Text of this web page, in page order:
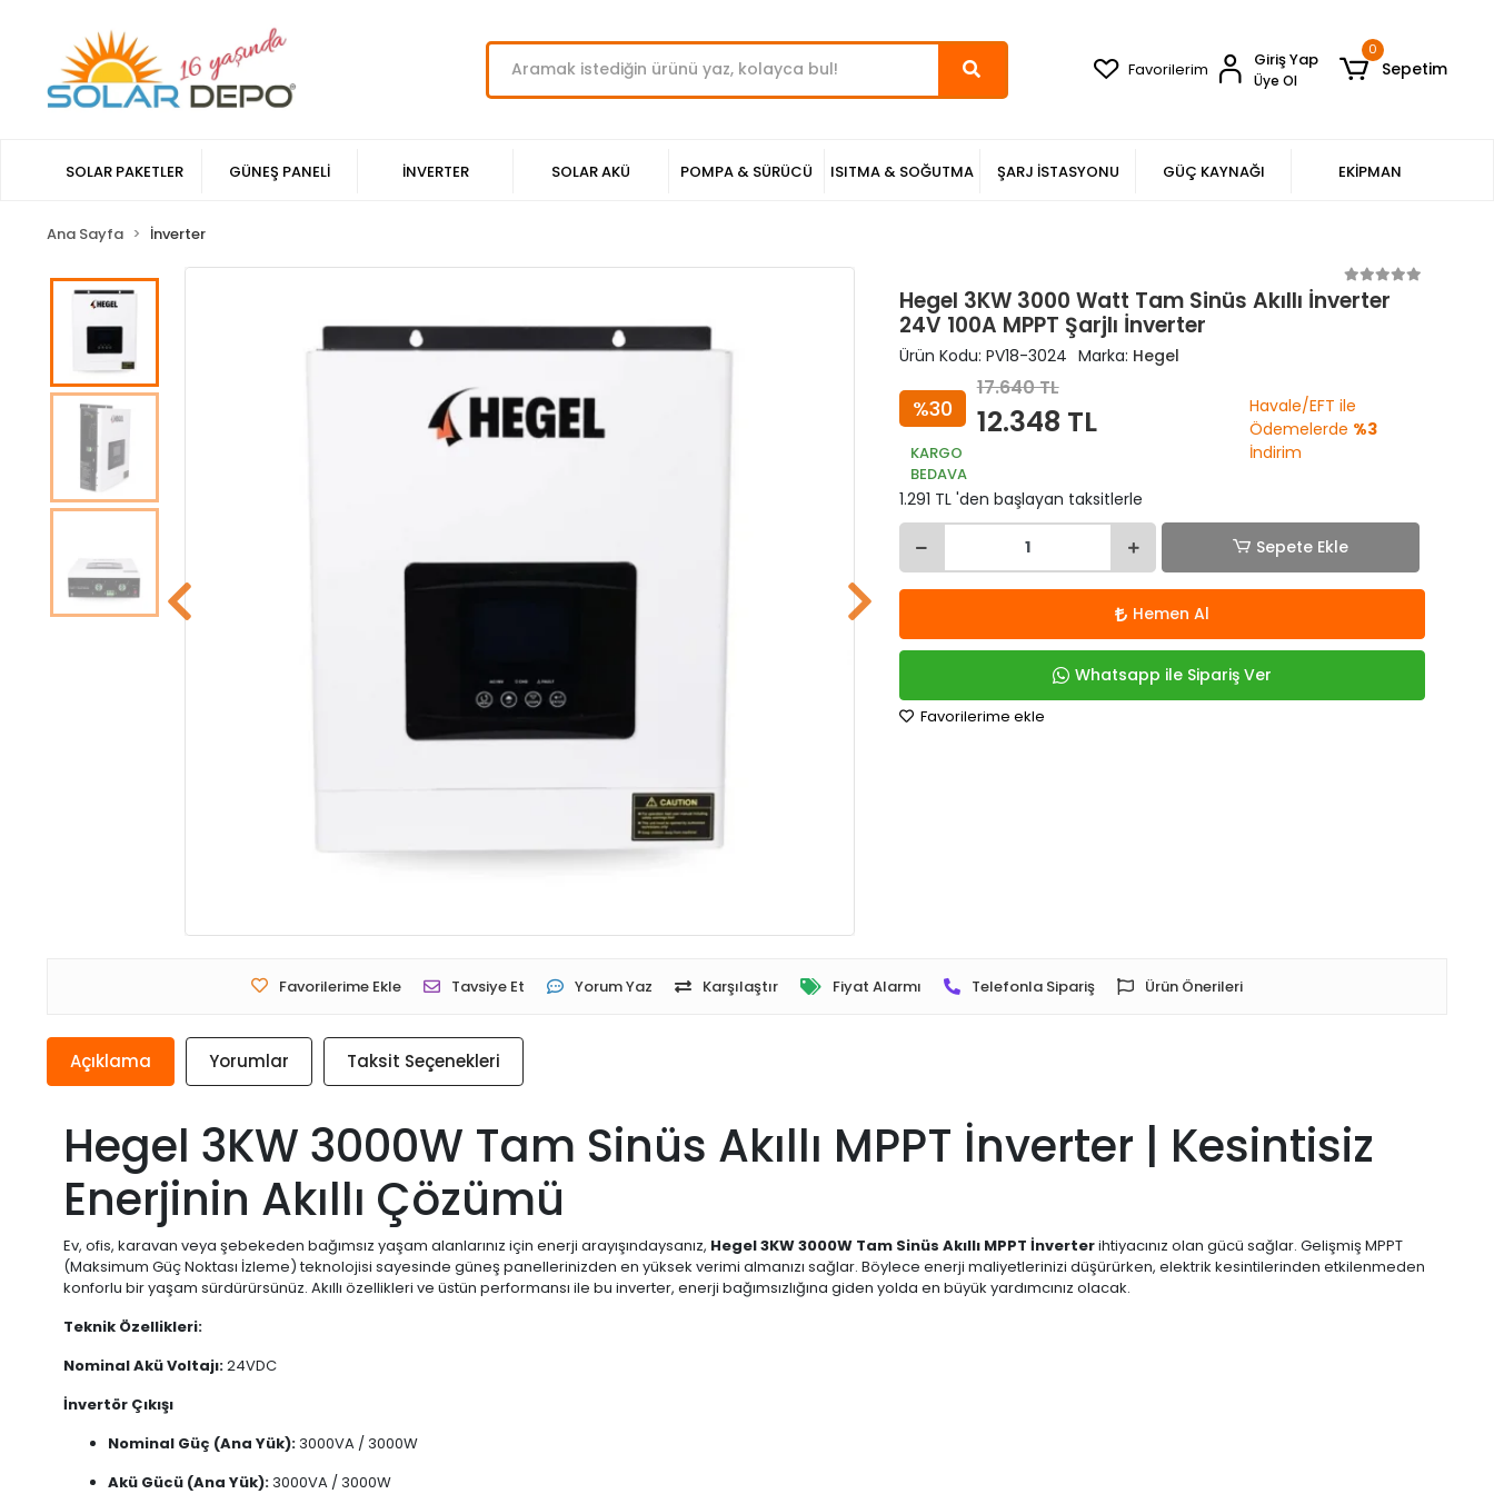
Favorilerim Giriş Yap
Üye Ol
0
Sepetim
SOLAR PAKETLER GÜNEŞ PANELİ İNVERTER SOLAR AKÜ POMPA & SÜRÜCÜ ISITMA & SOĞUTMA ŞARJ İSTASYONU GÜÇ KAYNAĞI EKİPMAN
Ana Sayfa İnverter
Hegel 3KW 3000 Watt Tam Sinüs Akıllı İnverter
24V 100A MPPT Şarjlı İnverter
Ürün Kodu: PV18-3024 Marka: Hegel
%30
17.640 TL
12.348 TL
KARGO
BEDAVA
Havale/EFT ile
Ödemelerde %3
İndirim
1.291 TL 'den başlayan taksitlerle
Sepete Ekle
Hemen Al
Whatsapp ile Sipariş Ver
Favorilerime ekle
Favorilerime Ekle Tavsiye Et Yorum Yaz Karşılaştır Fiyat Alarmı Telefonla Sipariş Ürün Önerileri
Açıklama Yorumlar Taksit Seçenekleri
Hegel 3KW 3000W Tam Sinüs Akıllı MPPT İnverter | Kesintisiz
Enerjinin Akıllı Çözümü
Ev, ofis, karavan veya şebekeden bağımsız yaşam alanlarınız için enerji arayışındaysanız, Hegel 3KW 3000W Tam Sinüs Akıllı MPPT İnverterihtiyacınız olan gücü sağlar. Gelişmiş MPPT
(Maksimum Güç Noktası İzleme) teknolojisi sayesinde güneş panellerinizden en yüksek verimi almanızı sağlar. Böylece enerji maliyetlerinizi düşürürken, elektrik kesintilerinden etkilenmeden
konforlu bir yaşam sürdürürsünüz. Akıllı özellikleri ve üstün performansı ile bu inverter, enerji bağımsızlığına giden yolda en büyük yardımcınız olacak.
Teknik Özellikleri:
Nominal Akü Voltajı:24VDC
İnvertör Çıkışı
Nominal Güç (Ana Yük):3000VA / 3000W
Akü Gücü (Ana Yük):3000VA / 3000W